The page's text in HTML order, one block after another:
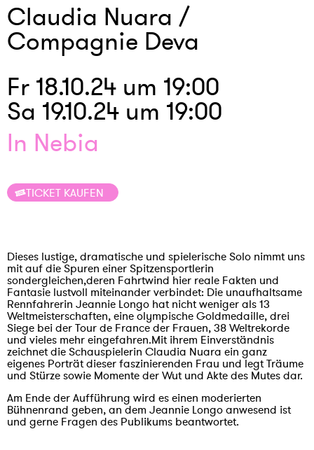
Claudia Nuara /
Compagnie Deva
Fr 18.10.24 um 19:00
Sa 19.10.24 um 19:00
In Nebia
TICKET KAUFEN
Dieses lustige, dramatische und spielerische Solo nimmt uns
mit auf die Spuren einer Spitzensportlerin
sondergleichen,deren Fahrtwind hier reale Fakten und
Fantasie lustvoll miteinander verbindet: Die unaufhaltsame
Rennfahrerin Jeannie Longo hat nicht weniger als 13
Weltmeisterschaften, eine olympische Goldmedaille, drei
Siege bei der Tour de France der Frauen, 38 Weltrekorde
und vieles mehr eingefahren.Mit ihrem Einverständnis
zeichnet die Schauspielerin Claudia Nuara ein ganz
eigenes Porträt dieser faszinierenden Frau und legt Träume
und Stürze sowie Momente der Wut und Akte des Mutes dar.
Am Ende der Aufführung wird es einen moderierten
Bühnenrand geben, an dem Jeannie Longo anwesend ist
und gerne Fragen des Publikums beantwortet.